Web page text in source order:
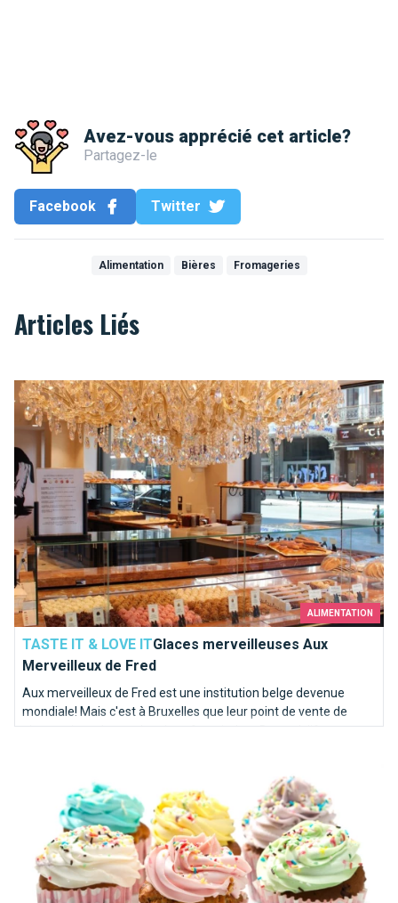
Avez-vous apprécié cet article?
Partagez-le
Facebook Twitter
Alimentation Bières Fromageries
Articles Liés
ALIMENTATION
TASTE IT & LOVE ITGlaces merveilleuses Aux
Merveilleux de Fred
Aux merveilleux de Fred est une institution belge devenue
mondiale! Mais c'est à Bruxelles que leur point de vente de
glace artisanales est le mieux fourni, chez Brusselslife, nous en
Glaces merveilleuses Aux Merveilleux de Fred